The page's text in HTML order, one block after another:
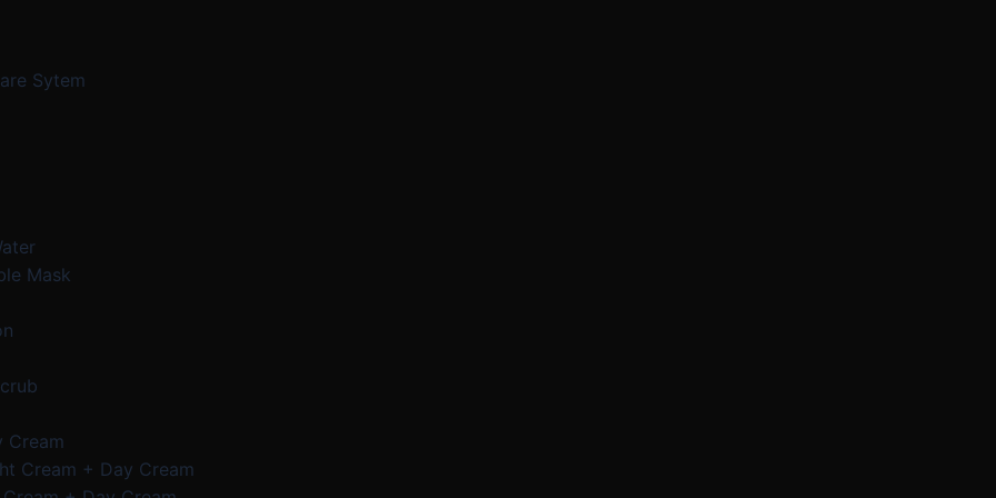
Sytem
Mask
Cream
Cream + Day Cream